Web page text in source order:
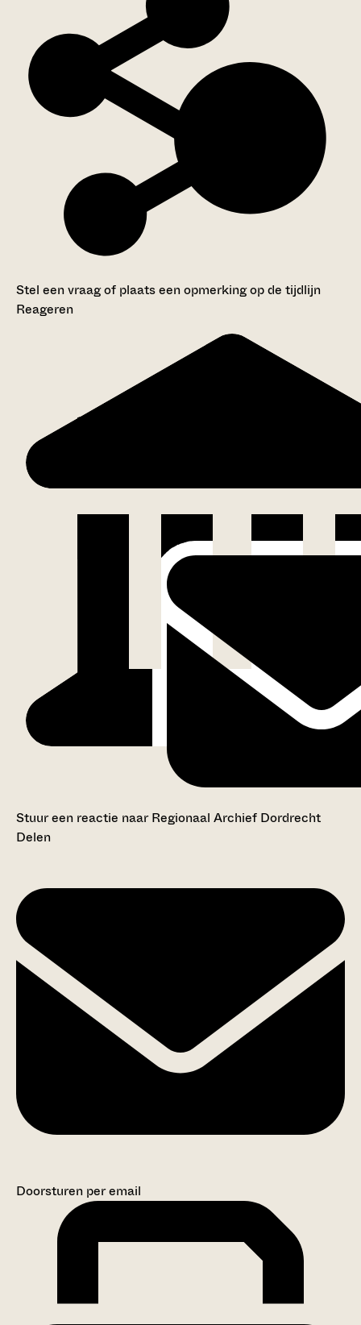
Stel een vraag of plaats een opmerking op de tijdlijn
Reageren
Stuur een reactie naar Regionaal Archief Dordrecht
Delen
Doorsturen per email